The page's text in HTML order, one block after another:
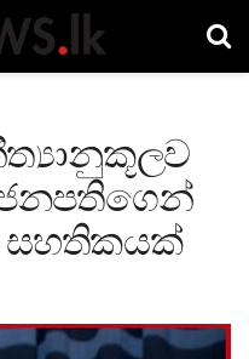
සහතිකයක්